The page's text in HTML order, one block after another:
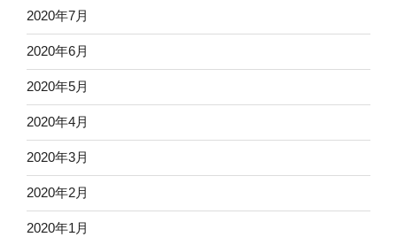
2020年7月
2020年6月
2020年5月
2020年4月
2020年3月
2020年2月
2020年1月